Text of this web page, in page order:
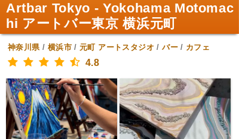
Artbar Tokyo - Yokohama Motomac
hi アートバー東京 横浜元町
神奈川県/ 横浜市/元町 アートスタジオ /バー/ カフェ
4.8